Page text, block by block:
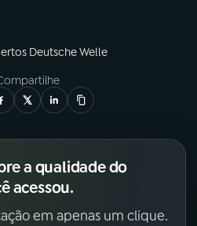
Deutsche Welle
a qualidade do
acessou.
em apenas um clique.